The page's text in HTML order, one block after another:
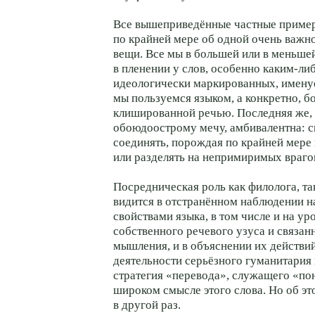
Все вышеприведённые частные
по крайней мере об одной очень
вещи. Все мы в большей или в
в пленении у слов, особенно каким-
идеологически маркированных,
мы пользуемся языком, а конкретнo,
клишированной речью. Последняя
обоюдоострому мечу, амбивалентна:
соединять, порождая по крайней
или разделять на непримиримых
Посредническая роль как филолога,
видится в отстранённом наблюдении
свойствами языка, в том числе и на
собственного речевого узуса и
мышления, и в объяснении их
деятельности серьёзного
стратегия «перевода», служащего
широком смысле этого слова. Но об
в другой раз.